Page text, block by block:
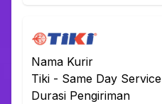
Nama Kurir
Tiki - Same Day Service
Durasi Pengiriman